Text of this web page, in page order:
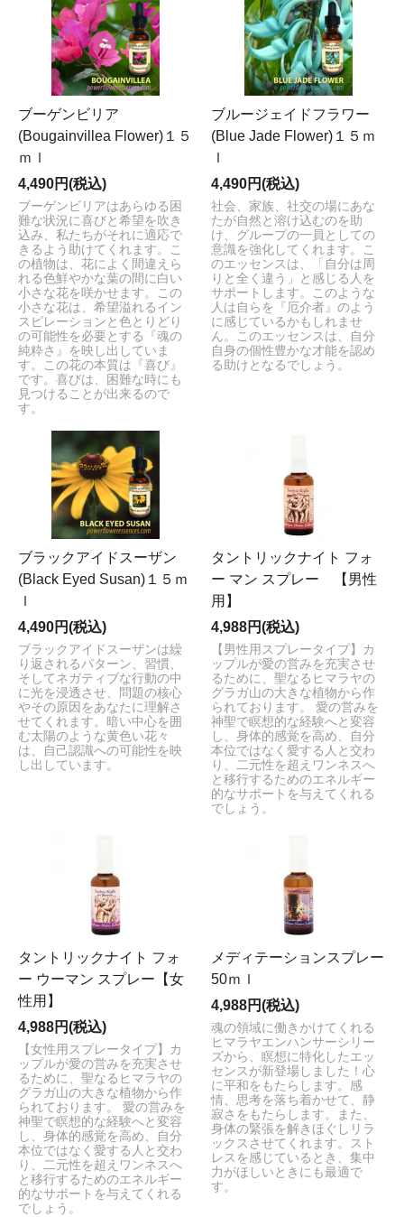
ブーゲンビリア
(Bougainvillea Flower)１５
ｍｌ
4,490円(税込)
ブーゲンビリアはあらゆる困
難な状況に喜びと希望を吹き
込み、私たちがそれに適応で
きるよう助けてくれます。こ
の植物は、花によく間違えら
れる色鮮やかな葉の間に白い
小さな花を咲かせます。この
小さな花は、希望溢れるイン
スピレーションと色とりどり
の可能性を必要とする『魂の
純粋さ』を映し出していま
す。この花の本質は『喜び』
です。喜びは、困難な時にも
見つけることが出来るので
す。
ブルージェイドフラワー
(Blue Jade Flower)１５ｍ
4,490円(税込)
社会、家族、社交の場にあな
たが自然と溶け込むのを助
け、グループの一員としての
意識を強化してくれます。こ
のエッセンスは、「自分は周
りと全く違う」と感じる人を
サポートします。このような
人は自らを『厄介者』のよう
に感じているかもしれませ
ん。このエッセンスは、自分
自身の個性豊かな才能を認め
る助けとなるでしょう。
ブラックアイドスーザン
(Black Eyed Susan)１５ｍ
4,490円(税込)
ブラックアイドスーザンは繰
り返されるパターン、習慣、
そしてネガティブな行動の中
に光を浸透させ、問題の核心
やその原因をあなたに理解さ
せてくれます。暗い中心を囲
む太陽のような黄色い花々
は、自己認識への可能性を映
し出しています。
タントリックナイト フォ
ー マン スプレー 【男性
用】
4,988円(税込)
【男性用スプレータイプ】カ
ップルが愛の営みを充実させ
るために、聖なるヒマラヤの
グラガ山の大きな植物から作
られております。 愛の営みを
神聖で瞑想的な経験へと変容
し、身体的感覚を高め、自分
本位ではなく愛する人と交わ
り、二元性を超えワンネスへ
と移行するためのエネルギー
的なサポートを与えてくれる
でしょう。
タントリックナイト フォ
ー ウーマン スプレー【女
性用】
4,988円(税込)
【女性用スプレータイプ】カ
ップルが愛の営みを充実させ
るために、聖なるヒマラヤの
グラガ山の大きな植物から作
られております。 愛の営みを
神聖で瞑想的な経験へと変容
し、身体的感覚を高め、自分
本位ではなく愛する人と交わ
り、二元性を超えワンネスへ
と移行するためのエネルギー
的なサポートを与えてくれる
でしょう。
メディテーションスプレー
50ｍｌ
4,988円(税込)
魂の領域に働きかけてくれる
ヒマラヤエンハンサーシリー
ズから、瞑想に特化したエッ
センスが新登場しました！心
に平和をもたらします。感
情、思考を落ち着かせて、静
寂さをもたらします。また、
身体の緊張を解きほぐしリラ
ックスさせてくれます。スト
レスを感じているとき、集中
力がほしいときにも最適で
す。